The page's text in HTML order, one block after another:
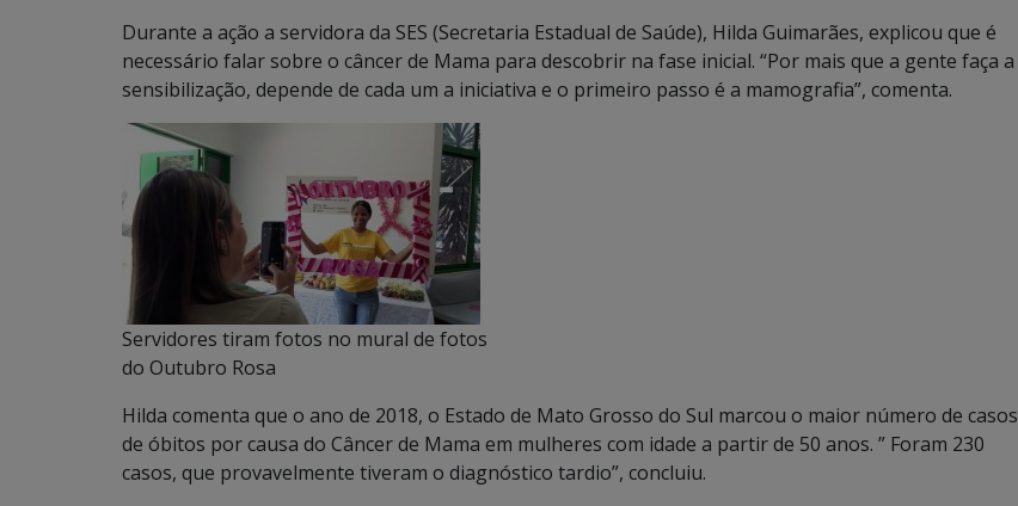
Durante a ação a servidora da SES (Secretaria Estadual de Saúde), Hilda Guimarães, explicou que é
necessário falar sobre o câncer de Mama para descobrir na fase inicial. “Por mais que a gente faça a
sensibilização, depende de cada um a iniciativa e o primeiro passo é a mamografia”, comenta.
Servidores tiram fotos no mural de fotos
do Outubro Rosa
Hilda comenta que o ano de 2018, o Estado de Mato Grosso do Sul marcou o maior número de casos
de óbitos por causa do Câncer de Mama em mulheres com idade a partir de 50 anos. ” Foram 230
casos, que provavelmente tiveram o diagnóstico tardio”, concluiu.